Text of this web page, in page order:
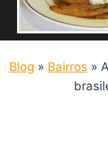
Blog » Bairros »